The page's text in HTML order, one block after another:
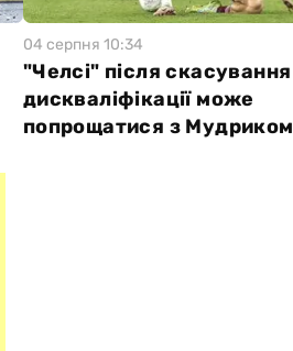
04 серпня 10:34
"Челсі" після скасування
дискваліфікації може
попрощатися з Мудриком